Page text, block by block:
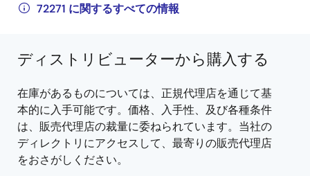
72271 に関するすべての情報
ディストリビューターから購入する
在庫があるものについては、正規代理店を通じて基
本的に入手可能です。価格、入手性、及び各種条件
は、販売代理店の裁量に委ねられています。当社の
ディレクトリにアクセスして、最寄りの販売代理店
をおさがしください。